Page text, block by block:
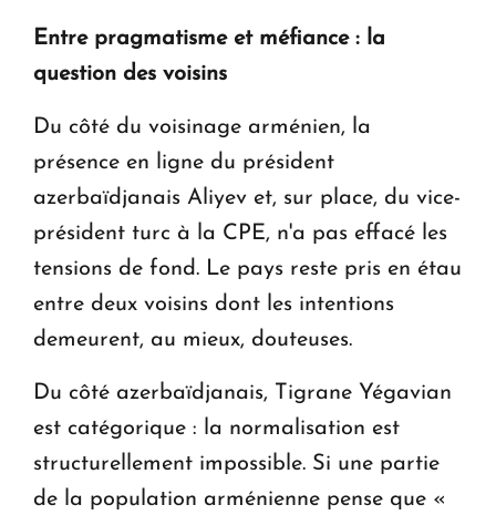
Entre pragmatisme et méfiance : la
question des voisins
Du côté du voisinage arménien, la
présence en ligne du président
azerbaïdjanais Aliyev et, sur place, du vice-
président turc à la CPE, n'a pas effacé les
tensions de fond. Le pays reste pris en étau
entre deux voisins dont les intentions
demeurent, au mieux, douteuses.
Du côté azerbaïdjanais, Tigrane Yégavian
est catégorique : la normalisation est
structurellement impossible. Si une partie
de la population arménienne pense que «